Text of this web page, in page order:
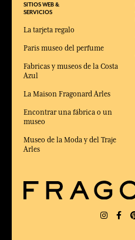
SITIOS WEB &
SERVICIOS
La tarjeta regalo
Paris museo del perfume
Fabricas y museos de la Costa
Azul
La Maison Fragonard Arles
Encontrar una fábrica o un
museo
Museo de la Moda y del Traje
Arles